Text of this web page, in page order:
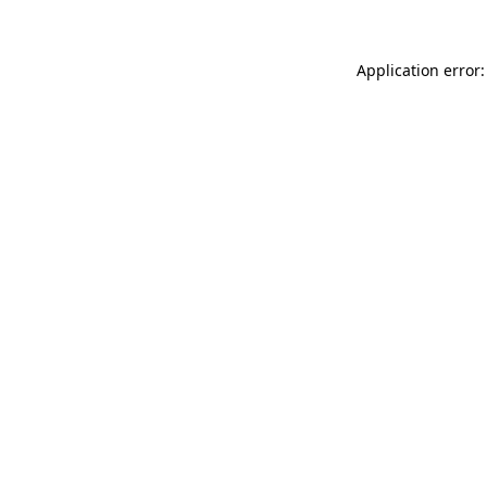
Application